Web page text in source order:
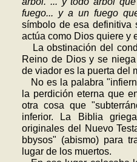
fuego... y a un fuego
símbolo de esa
actúa como Dios quiere y
La obstinación del
Reino de Dios y se
de viador es la puerta del
No es la palabra
la perdición eterna que
otra cosa que
inferior. La Biblia
originales del Nuevo
bbysos" (abismo) para
lugar de los muertos.